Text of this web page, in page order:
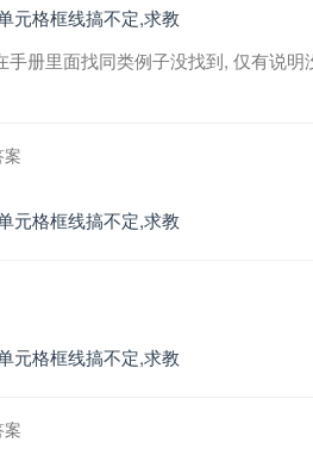
元格框线搞不定,求教
手册里面找同类例子没找到, 仅有说
元格框线搞不定,求教
元格框线搞不定,求教